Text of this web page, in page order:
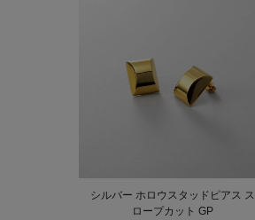
シルバー ホロウスタッドピアス ス
ロープカット GP